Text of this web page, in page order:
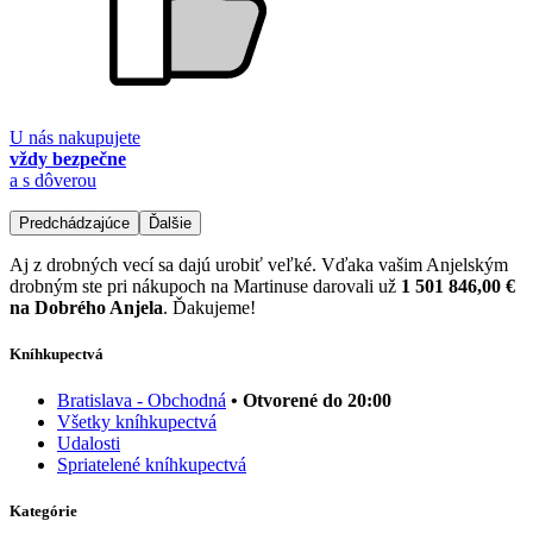
U nás nakupujete
vždy bezpečne
a s dôverou
Predchádzajúce Ďalšie
Aj z drobných vecí sa dajú urobiť veľké. Vďaka vašim Anjelským
drobným ste pri nákupoch na Martinuse darovali už 1 501 846,00 €
na Dobrého Anjela. Ďakujeme!
Kníhkupectvá
Bratislava - Obchodná • Otvorené do 20:00
Všetky kníhkupectvá
Udalosti
Spriatelené kníhkupectvá
Kategórie